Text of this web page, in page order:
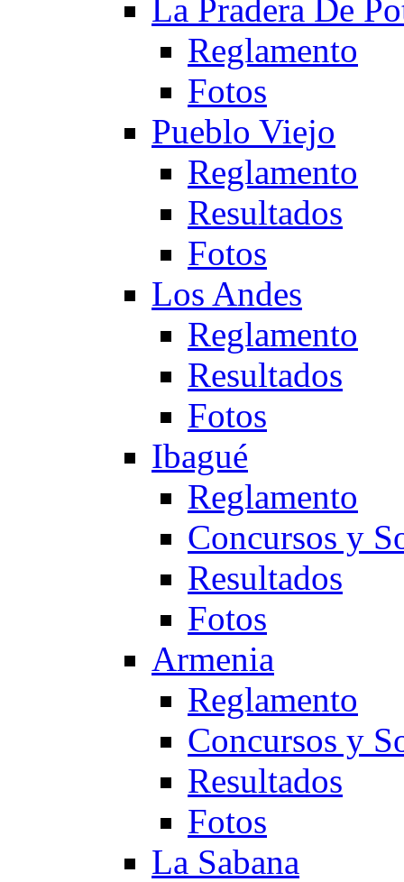
La Pradera De
Reglamento
Fotos
Pueblo Viejo
Reglamento
Resultados
Fotos
Los Andes
Reglamento
Resultados
Fotos
Ibagué
Reglamento
Concursos y
Resultados
Fotos
Armenia
Reglamento
Concursos y
Resultados
Fotos
La Sabana